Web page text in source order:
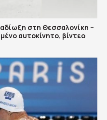
στη Θεσσαλονίκη –
αυτοκίνητο, βίντεο